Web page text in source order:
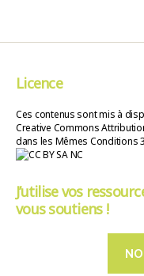
Licence
Ces contenus sont mis à
Creative Commons
dans les Mêmes Conditions
J’utilise vos
vous soutiens !